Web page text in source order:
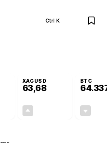
Ctrl K
XAGUSD
63,68
BTC